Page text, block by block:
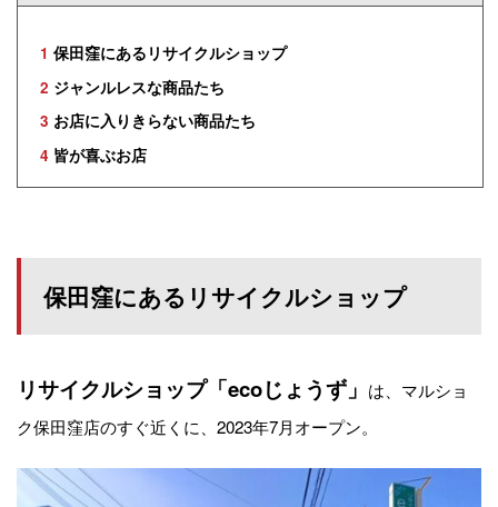
1 保田窪にあるリサイクルショップ
2 ジャンルレスな商品たち
3 お店に入りきらない商品たち
4 皆が喜ぶお店
保田窪にあるリサイクルショップ
リサイクルショップ「ecoじょうず」 は、マルショ
ク保田窪店のすぐ近くに、2023年7月オープン。